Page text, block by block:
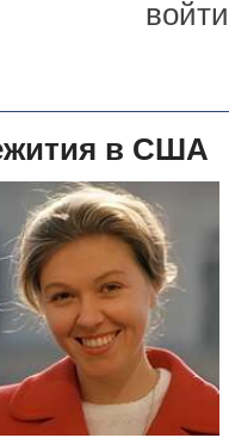
войти
в США